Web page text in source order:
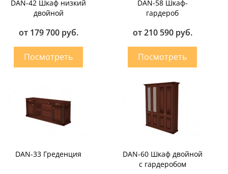
DAN-42 Шкаф низкий
двойной
от 179 700 руб.
DAN-58 Шкаф-
гардероб
от 210 590 руб.
DAN-33 Греденция
DAN-60 Шкаф двойной
с гардеробом